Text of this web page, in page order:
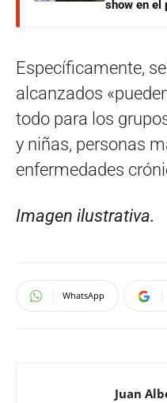
show en el
Específicamente,
alcanzados
todo para los
y niñas, personas
enfermedades
Imagen ilustrativa.
WhatsApp
Juan